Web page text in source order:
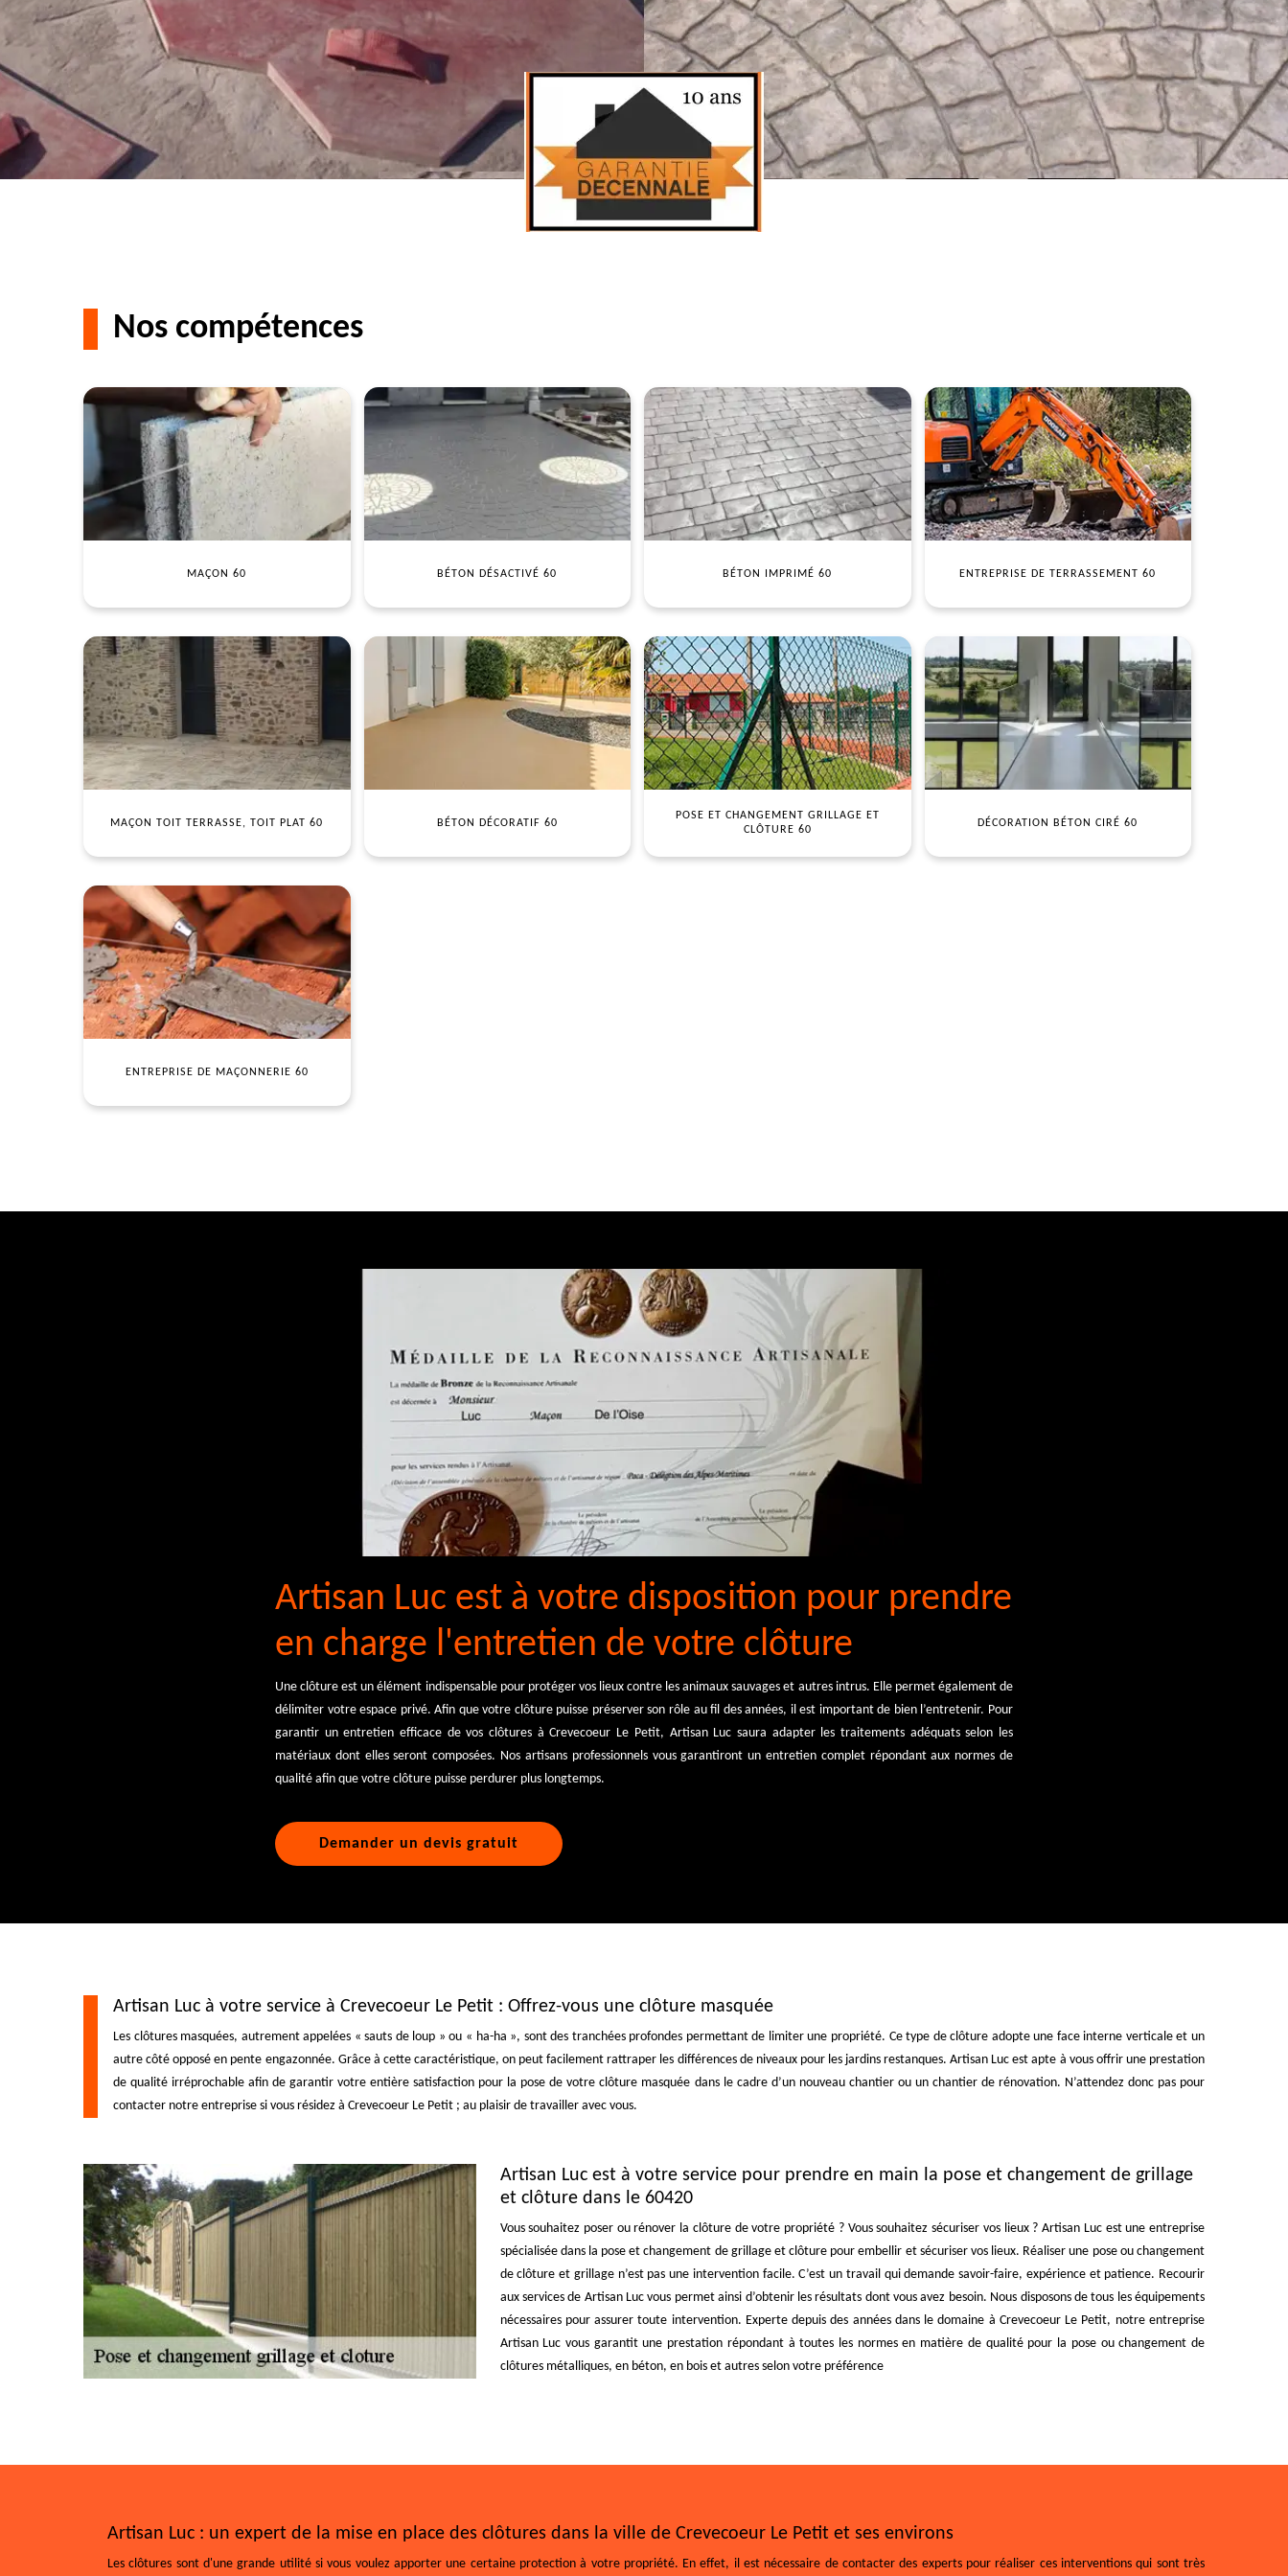
Nos compétences
MAÇON 60 BÉTON DÉSACTIVÉ 60 BÉTON IMPRIMÉ 60 ENTREPRISE DE TERRASSEMENT 60
MAÇON TOIT TERRASSE, TOIT PLAT 60 BÉTON DÉCORATIF 60
POSE ET CHANGEMENT GRILLAGE ET
CLÔTURE 60
DÉCORATION BÉTON CIRÉ 60
ENTREPRISE DE MAÇONNERIE 60
Artisan Luc est à votre disposition pour prendre
en charge l'entretien de votre clôture
Une clôture est un élément indispensable pour protéger vos lieux contre les animaux sauvages et autres intrus. Elle permet également de
délimiter votre espace privé. Afin que votre clôture puisse préserver son rôle au fil des années, il est important de bien l’entretenir. Pour
garantir un entretien efficace de vos clôtures à Crevecoeur Le Petit, Artisan Luc saura adapter les traitements adéquats selon les
matériaux dont elles seront composées. Nos artisans professionnels vous garantiront un entretien complet répondant aux normes de
qualité afin que votre clôture puisse perdurer plus longtemps.
Demander un devis gratuit
Artisan Luc à votre service à Crevecoeur Le Petit : Offrez-vous une clôture masquée
Les clôtures masquées, autrement appelées « sauts de loup » ou « ha-ha », sont des tranchées profondes permettant de limiter une propriété. Ce type de clôture adopte une face interne verticale et un
autre côté opposé en pente engazonnée. Grâce à cette caractéristique, on peut facilement rattraper les différences de niveaux pour les jardins restanques. Artisan Luc est apte à vous offrir une prestation
de qualité irréprochable afin de garantir votre entière satisfaction pour la pose de votre clôture masquée dans le cadre d’un nouveau chantier ou un chantier de rénovation. N’attendez donc pas pour
contacter notre entreprise si vous résidez à Crevecoeur Le Petit ; au plaisir de travailler avec vous.
Artisan Luc est à votre service pour prendre en main la pose et changement de grillage
et clôture dans le 60420
Vous souhaitez poser ou rénover la clôture de votre propriété ? Vous souhaitez sécuriser vos lieux ? Artisan Luc est une entreprise
spécialisée dans la pose et changement de grillage et clôture pour embellir et sécuriser vos lieux. Réaliser une pose ou changement
de clôture et grillage n’est pas une intervention facile. C’est un travail qui demande savoir-faire, expérience et patience. Recourir
aux services de Artisan Luc vous permet ainsi d’obtenir les résultats dont vous avez besoin. Nous disposons de tous les équipements
nécessaires pour assurer toute intervention. Experte depuis des années dans le domaine à Crevecoeur Le Petit, notre entreprise
Artisan Luc vous garantit une prestation répondant à toutes les normes en matière de qualité pour la pose ou changement de
clôtures métalliques, en béton, en bois et autres selon votre préférence
Artisan Luc : un expert de la mise en place des clôtures dans la ville de Crevecoeur Le Petit et ses environs
Les clôtures sont d'une grande utilité si vous voulez apporter une certaine protection à votre propriété. En effet, il est nécessaire de contacter des experts pour réaliser ces interventions qui sont très